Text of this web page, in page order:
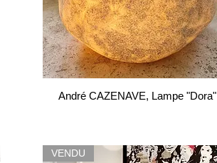
André CAZENAVE, Lampe "Dora"
VENDU